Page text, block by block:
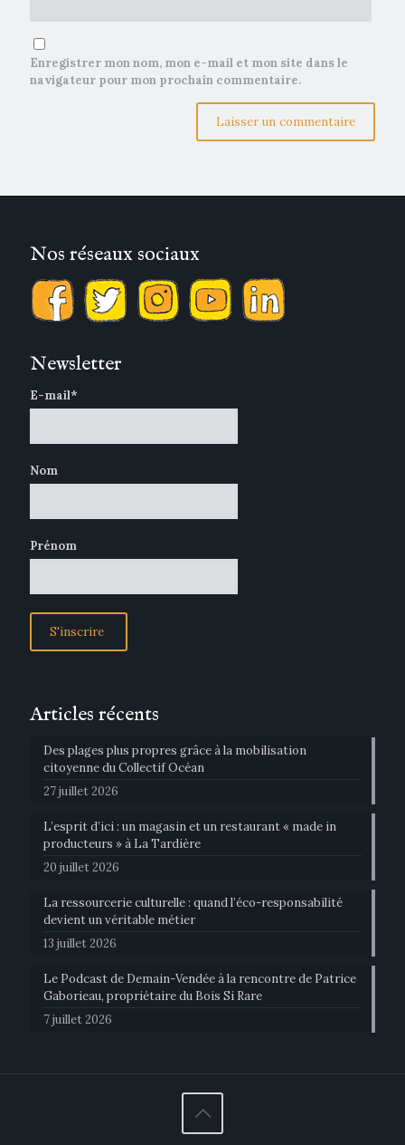
Enregistrer mon nom, mon e-mail et mon site dans le
navigateur pour mon prochain commentaire.
Nos réseaux sociaux
Newsletter
E-mail*
Nom
Prénom
Articles récents
Des plages plus propres grâce à la mobilisation
citoyenne du Collectif Océan
27 juillet 2026
L’esprit d’ici : un magasin et un restaurant « made in
producteurs » à La Tardière
20 juillet 2026
La ressourcerie culturelle : quand l’éco-responsabilité
devient un véritable métier
13 juillet 2026
Le Podcast de Demain-Vendée à la rencontre de Patrice
Gaborieau, propriétaire du Bois Si Rare
7 juillet 2026